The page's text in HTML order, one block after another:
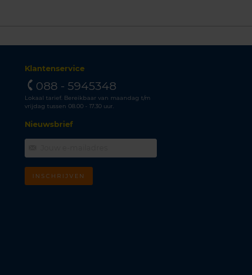
Klantenservice
088 - 5945348
Lokaal tarief. Bereikbaar van maandag t/m
vrijdag tussen 08.00 - 17.30 uur.
Nieuwsbrief
INSCHRIJVEN